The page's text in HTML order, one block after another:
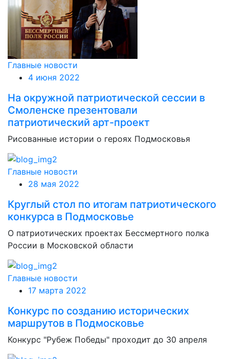
Главные новости
4 июня 2022
На окружной патриотической сессии в
Смоленске презентовали
патриотический арт-проект
Рисованные истории о героях Подмосковья
Главные новости
28 мая 2022
Круглый стол по итогам патриотического
конкурса в Подмосковье
О патриотических проектах Бессмертного полка
России в Московской области
Главные новости
17 марта 2022
Конкурс по созданию исторических
маршрутов в Подмосковье
Конкурс "Рубеж Победы" проходит до 30 апреля